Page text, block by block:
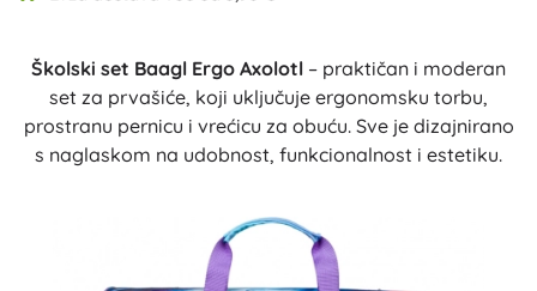
Školski set Baagl Ergo Axolotl – praktičan i moderan
set za prvašiće, koji uključuje ergonomsku torbu,
prostranu pernicu i vrećicu za obuću. Sve je dizajnirano
s naglaskom na udobnost, funkcionalnost i estetiku.